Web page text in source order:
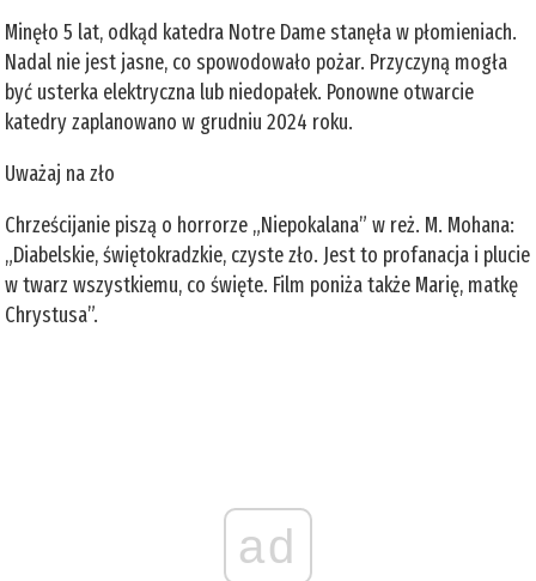
Minęło 5 lat, odkąd katedra Notre Dame stanęła w płomieniach.
Nadal nie jest jasne, co spowodowało pożar. Przyczyną mogła
być usterka elektryczna lub niedopałek. Ponowne otwarcie
katedry zaplanowano w grudniu 2024 roku.
Uważaj na zło
Chrześcijanie piszą o horrorze „Niepokalana” w reż. M. Mohana:
„Diabelskie, świętokradzkie, czyste zło. Jest to profanacja i plucie
w twarz wszystkiemu, co święte. Film poniża także Marię, matkę
Chrystusa”.
ad